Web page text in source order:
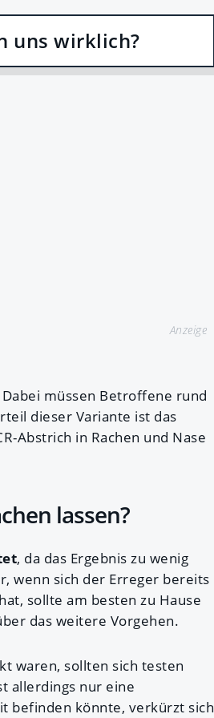
uns wirklich?
Anzeige
Dabei müssen Betroffene rund
dieser Variante ist das
Abstrich in Rachen und Nase
lassen?
, da das Ergebnis zu wenig
wenn sich der Erreger bereits
hat, sollte am besten zu Hause
das weitere Vorgehen.
waren, sollten sich testen
allerdings nur eine
befinden könnte, verkürzt sich